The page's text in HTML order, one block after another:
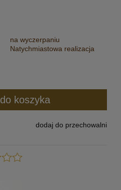
na wyczerpaniu
Natychmiastowa realizacja
do koszyka
dodaj do przechowalni